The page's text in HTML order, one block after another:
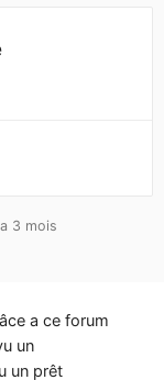
3 mois
a ce forum
un
un prêt